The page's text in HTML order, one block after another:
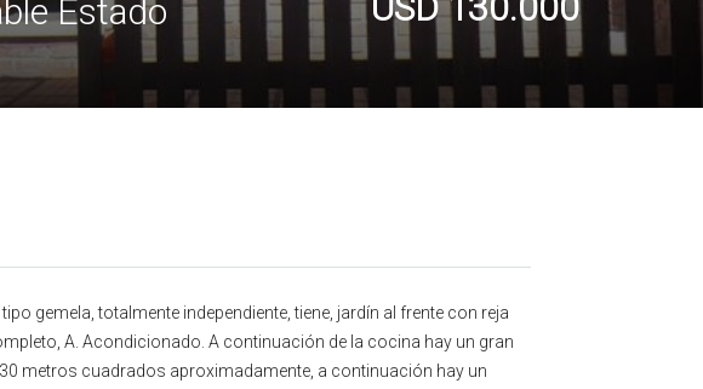
Estado
gemela, totalmente independiente, tiene, jardín al frente con reja
A. Acondicionado. A continuación de la cocina hay un gran
metros cuadrados aproximadamente, a continuación hay un